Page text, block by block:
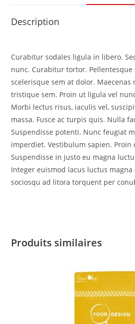
Description
Curabitur sodales ligula in libero.
nunc. Curabitur tortor.
scelerisque sem at dolor. Maecenas
tristique sem. Proin ut ligula vel
Morbi lectus risus, iaculis vel,
massa. Fusce ac turpis quis. Nulla
Suspendisse potenti. Nunc feugiat
imperdiet. Vestibulum sapien. Proin
Suspendisse in justo eu magna
Integer euismod lacus luctus
sociosqu ad litora torquent per
Produits similaires